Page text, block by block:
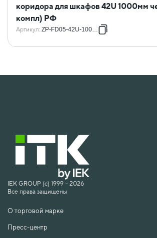
коридора для шкафов 42U 1000мм
компл) РФ
Артикул: ZP-FD05-42U-1000-R
IEK GROUP (c) 1999 – 2026
Все права защищены
О торговой марке
Пресс-центр